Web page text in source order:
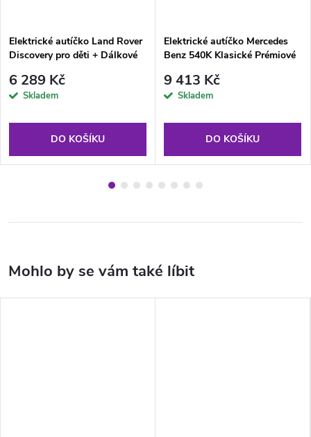
Elektrické autíčko Land Rover
Discovery pro děti + Dálkové
6 289 Kč
Skladem
DO KOŠÍKU
Elektrické autíčko Mercedes
Benz 540K Klasické Prémiové
9 413 Kč
Skladem
DO KOŠÍKU